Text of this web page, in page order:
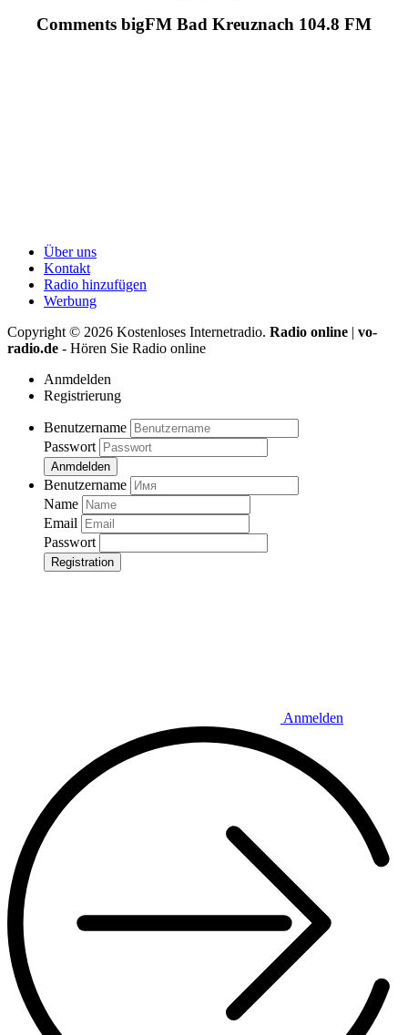
Comments bigFM Bad Kreuznach 104.8 FM
Über uns
Kontakt
Radio hinzufügen
Werbung
Copyright © 2026 Kostenloses Internetradio. Radio online | vo-
radio.de - Hören Sie Radio online
Anmdelden
Registrierung
Benutzername
Passwort
Anmdelden
Benutzername
Name
Email
Passwort
Registration
Anmelden